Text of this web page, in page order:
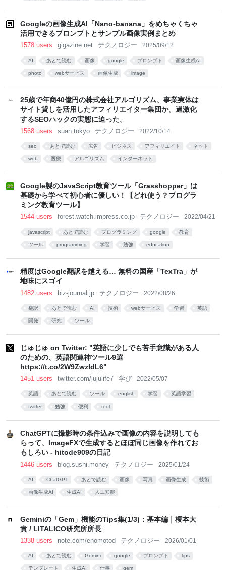
Googleの画像生成AI「Nano-banana」をめちゃくちゃ
活用できるプロンプトとサンプル画像実例まとめ
1578 users gigazine.net テクノロジー 2025/09/12
AI あとで読む 画像 google プロンプト 画像生成AI
photo webサービス 画像生成 image
25歳で年商40億円の株式会社アルゴリズム、事業実体は
サイト貸しを活用したアフィリエイター集団か。過激化
するSEOハックの実態に迫った。
1568 users suan.tokyo テクノロジー 2022/10/14
seo あとで読む 広告 ビジネス アフィリエイト ネット
web 医療 アルゴリズム インターネット
Google製のJavaScript教育ツール「Grasshopper」は
基礎から学べて初心者に優しい！【どれ使う？プログラ
ミング教育ツール】
1544 users forest.watch.impress.co.jp テクノロジー 2022/04/21
javascript あとで読む プログラミング google 教育
ツール programming 学習 勉強 education
精度はGoogle翻訳を越える… 無料の国産「TexTra」が
地味にスゴイ
1482 users biz-journal.jp テクノロジー 2022/08/26
翻訳 あとで読む AI 技術 webサービス 学習 英語
開発 研究 ツール
じゅじゅ on Twitter: "英語に少しでも苦手意識がある人
のための、英語関連神ツール9選
https://t.co/2W9ZwzIdL6"
1451 users twitter.com/jujulife7 学び 2022/05/07
英語 あとで読む ツール english 学習 英語学習
twitter 勉強 便利 tool
ChatGPTに撮影時の条件込みで画像の内容を説明しても
らって、ImageFXで生成するとほぼ同じ画像を作れてお
もしろい - hitode909の日記
1446 users blog.sushi.money テクノロジー 2025/01/24
AI ChatGPT あとで読む 画像 写真 画像生成 技術
画像生成AI 生成AI 人工知能
Geminiの「Gem」機能のTips集(1/3)：基本編｜榎本大
貴 / LITALICO研究所所長
1338 users note.com/enomotod テクノロジー 2026/01/01
AI あとで読む Gemini google プロンプト tips
テンプレート 生成AI 仕事 gem